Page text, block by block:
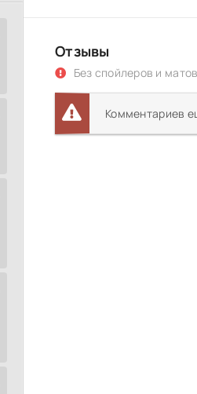
Отзывы
Без спойлеров и
Комментариев